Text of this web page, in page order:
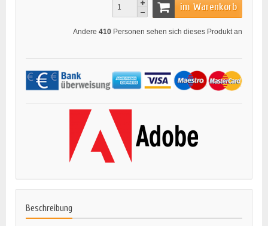
im Warenkorb
Andere 410 Personen sehen sich dieses Produkt an
Beschreibung